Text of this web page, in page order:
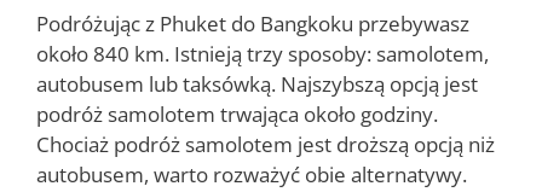
Podróżując z Phuket do Bangkoku przebywasz
około 840 km. Istnieją trzy sposoby: samolotem,
autobusem lub taksówką. Najszybszą opcją jest
podróż samolotem trwająca około godziny.
Chociaż podróż samolotem jest droższą opcją niż
autobusem, warto rozważyć obie alternatywy.